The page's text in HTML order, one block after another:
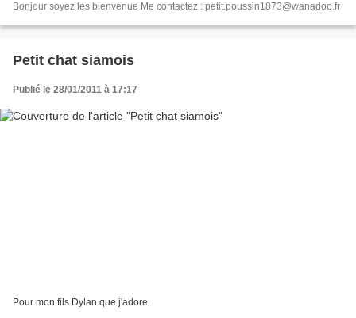
Bonjour soyez les bienvenue Me contactez : petit.poussin1873@wanadoo.fr
Petit chat siamois
Publié le 28/01/2011 à 17:17
Pour mon fils Dylan que j'adore